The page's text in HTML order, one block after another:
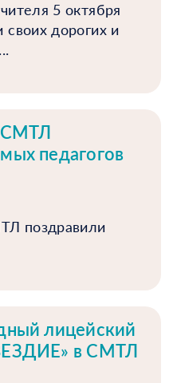
5 октября
дорогих и
СМТЛ
педагогов
поздравили
лицейский
в СМТЛ